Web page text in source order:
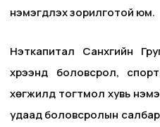
нэмэгдүүлэх зорилготой юм.
Нэткапитал Санхүүгийн
хүрээнд боловсрол,
хөгжилд тогтмол хувь
удаад боловсролын